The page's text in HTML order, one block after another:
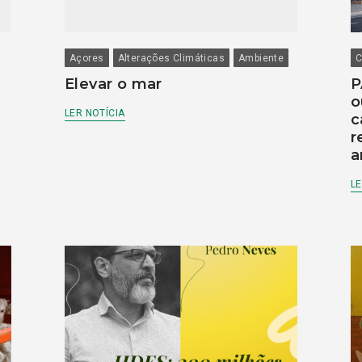
Açores Alterações Climáticas Ambiente
Elevar o mar
LER NOTÍCIA